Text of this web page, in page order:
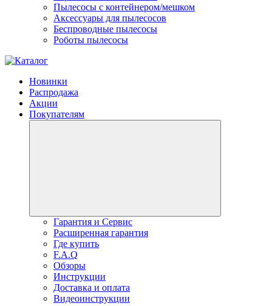
Пылесосы с контейнером/мешком
Аксессуары для пылесосов
Беспроводные пылесосы
Роботы пылесосы
Новинки
Распродажа
Акции
Покупателям
Гарантия и Сервис
Расширенная гарантия
Где купить
F.A.Q
Обзоры
Инструкции
Доставка и оплата
Видеоинструкции